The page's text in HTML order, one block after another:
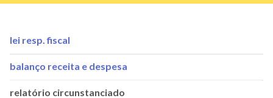
Menu
Prestação
lei resp. fiscal
balanço receita e despesa
relatório circunstanciado